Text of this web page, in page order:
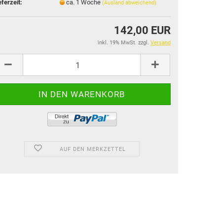
ca. 1 Woche (Ausland abweichend)
142,00 EUR
inkl. 19% MwSt. zzgl. Versand
AUF DEN MERKZETTEL